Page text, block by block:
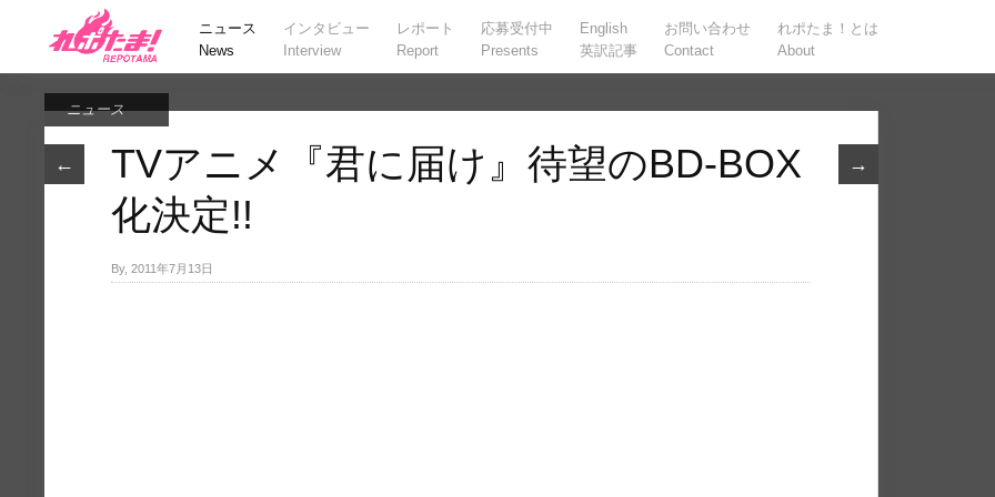
ニュース
News
インタビュー
Interview
レポート
Report
応募受付中
Presents
English
英訳記事
お問い合わせ
Contact
れポたま！とは
About
← →
ニュース
TVアニメ『君に届け』待望のBD-BOX
化決定!!
By, 2011年7月13日